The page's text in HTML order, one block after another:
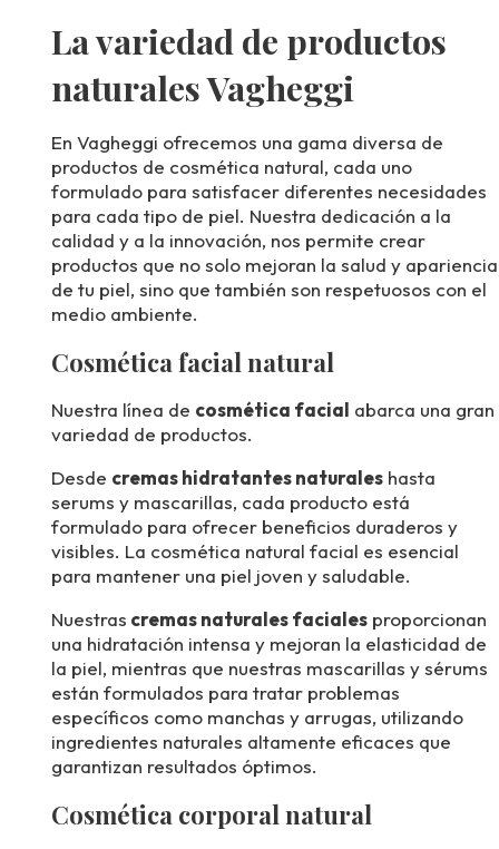
La variedad de productos
naturales Vagheggi
En Vagheggi ofrecemos una gama diversa de
productos de cosmética natural, cada uno
formulado para satisfacer diferentes necesidades
para cada tipo de piel. Nuestra dedicación a la
calidad y a la innovación, nos permite crear
productos que no solo mejoran la salud y apariencia
de tu piel, sino que también son respetuosos con el
medio ambiente.
Cosmética facial natural
Nuestra línea de cosmética facial abarca una gran
variedad de productos.
Desde cremas hidratantes naturales hasta
serums y mascarillas, cada producto está
formulado para ofrecer beneficios duraderos y
visibles. La cosmética natural facial es esencial
para mantener una piel joven y saludable.
Nuestras cremas naturales faciales proporcionan
una hidratación intensa y mejoran la elasticidad de
la piel, mientras que nuestras mascarillas y sérums
están formulados para tratar problemas
específicos como manchas y arrugas, utilizando
ingredientes naturales altamente eficaces que
garantizan resultados óptimos.
Cosmética corporal natural